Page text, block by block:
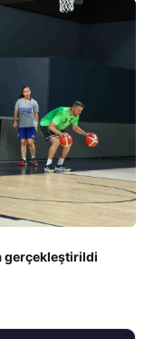
gerçekleştirildi